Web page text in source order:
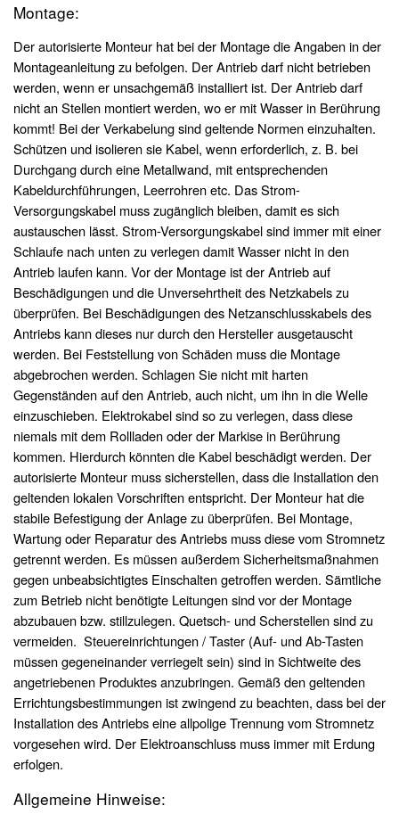
Montage:
Der autorisierte Monteur hat bei der Montage die Angaben in der
Montageanleitung zu befolgen. Der Antrieb darf nicht betrieben
werden, wenn er unsachgemäß installiert ist. Der Antrieb darf
nicht an Stellen montiert werden, wo er mit Wasser in Berührung
kommt! Bei der Verkabelung sind geltende Normen einzuhalten.
Schützen und isolieren sie Kabel, wenn erforderlich, z. B. bei
Durchgang durch eine Metallwand, mit entsprechenden
Kabeldurchführungen, Leerrohren etc. Das Strom-
Versorgungskabel muss zugänglich bleiben, damit es sich
austauschen lässt. Strom-Versorgungskabel sind immer mit einer
Schlaufe nach unten zu verlegen damit Wasser nicht in den
Antrieb laufen kann. Vor der Montage ist der Antrieb auf
Beschädigungen und die Unversehrtheit des Netzkabels zu
überprüfen. Bei Beschädigungen des Netzanschlusskabels des
Antriebs kann dieses nur durch den Hersteller ausgetauscht
werden. Bei Feststellung von Schäden muss die Montage
abgebrochen werden. Schlagen Sie nicht mit harten
Gegenständen auf den Antrieb, auch nicht, um ihn in die Welle
einzuschieben. Elektrokabel sind so zu verlegen, dass diese
niemals mit dem Rollladen oder der Markise in Berührung
kommen. Hierdurch könnten die Kabel beschädigt werden. Der
autorisierte Monteur muss sicherstellen, dass die Installation den
geltenden lokalen Vorschriften entspricht. Der Monteur hat die
stabile Befestigung der Anlage zu überprüfen. Bei Montage,
Wartung oder Reparatur des Antriebs muss diese vom Stromnetz
getrennt werden. Es müssen außerdem Sicherheitsmaßnahmen
gegen unbeabsichtigtes Einschalten getroffen werden. Sämtliche
zum Betrieb nicht benötigte Leitungen sind vor der Montage
abzubauen bzw. stillzulegen. Quetsch- und Scherstellen sind zu
vermeiden. Steuereinrichtungen / Taster (Auf- und Ab-Tasten
müssen gegeneinander verriegelt sein) sind in Sichtweite des
angetriebenen Produktes anzubringen. Gemäß den geltenden
Errichtungsbestimmungen ist zwingend zu beachten, dass bei der
Installation des Antriebs eine allpolige Trennung vom Stromnetz
vorgesehen wird. Der Elektroanschluss muss immer mit Erdung
erfolgen.
Allgemeine Hinweise: